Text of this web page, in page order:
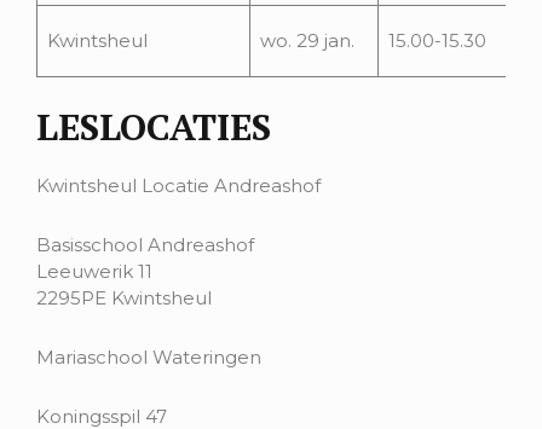
Kwintsheul wo. 29 jan. 15.00-15.30
LESLOCATIES
Kwintsheul Locatie Andreashof
Basisschool Andreashof
Leeuwerik 11
2295PE Kwintsheul
Mariaschool Wateringen
Koningsspil 47